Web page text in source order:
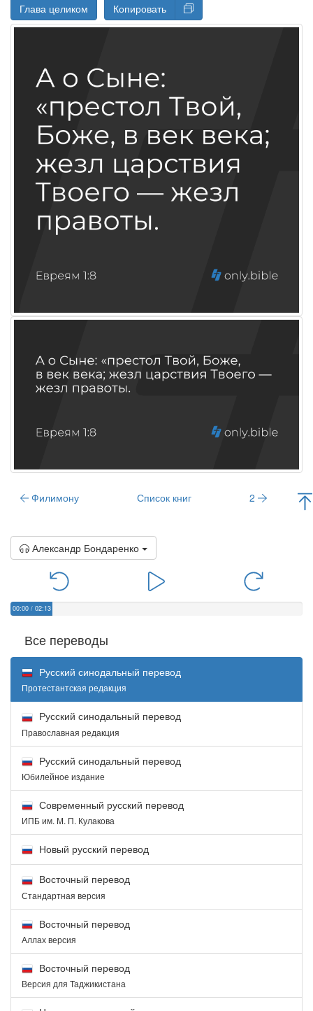
Глава целиком Копировать
Филимону Список книг 2
Александр Бондаренко
00:00 / 02:13
Все переводы
Русский синодальный перевод
Протестантская редакция
Русский синодальный перевод
Православная редакция
Русский синодальный перевод
Юбилейное издание
Современный русский перевод
ИПБ им. М. П. Кулакова
Новый русский перевод
Восточный перевод
Стандартная версия
Восточный перевод
Аллах версия
Восточный перевод
Версия для Таджикистана